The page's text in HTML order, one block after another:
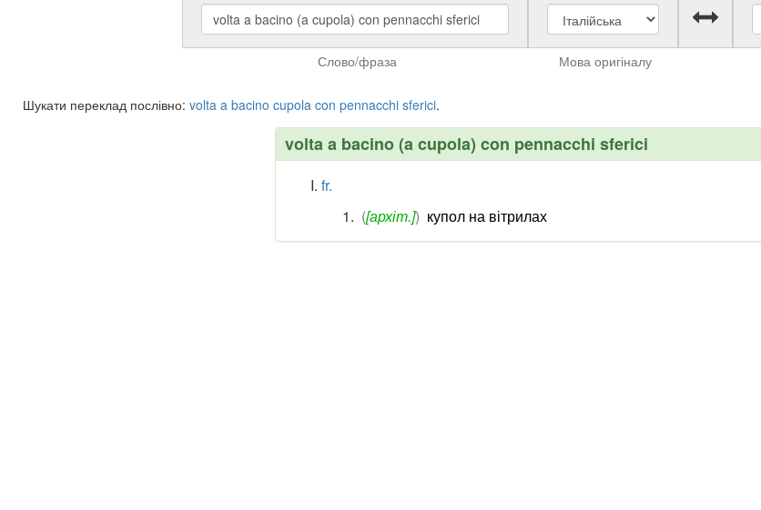
Слово/фраза Мова оригіналу
Шукати переклад послівно: volta a bacino cupola con pennacchi sferici.
volta a bacino (a cupola) con pennacchi sferici
fr.
([архіт.]) купол на вітрилах